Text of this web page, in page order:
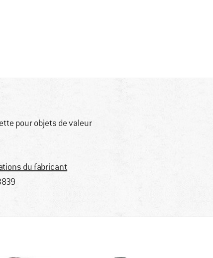
pour objets de valeur
du fabricant